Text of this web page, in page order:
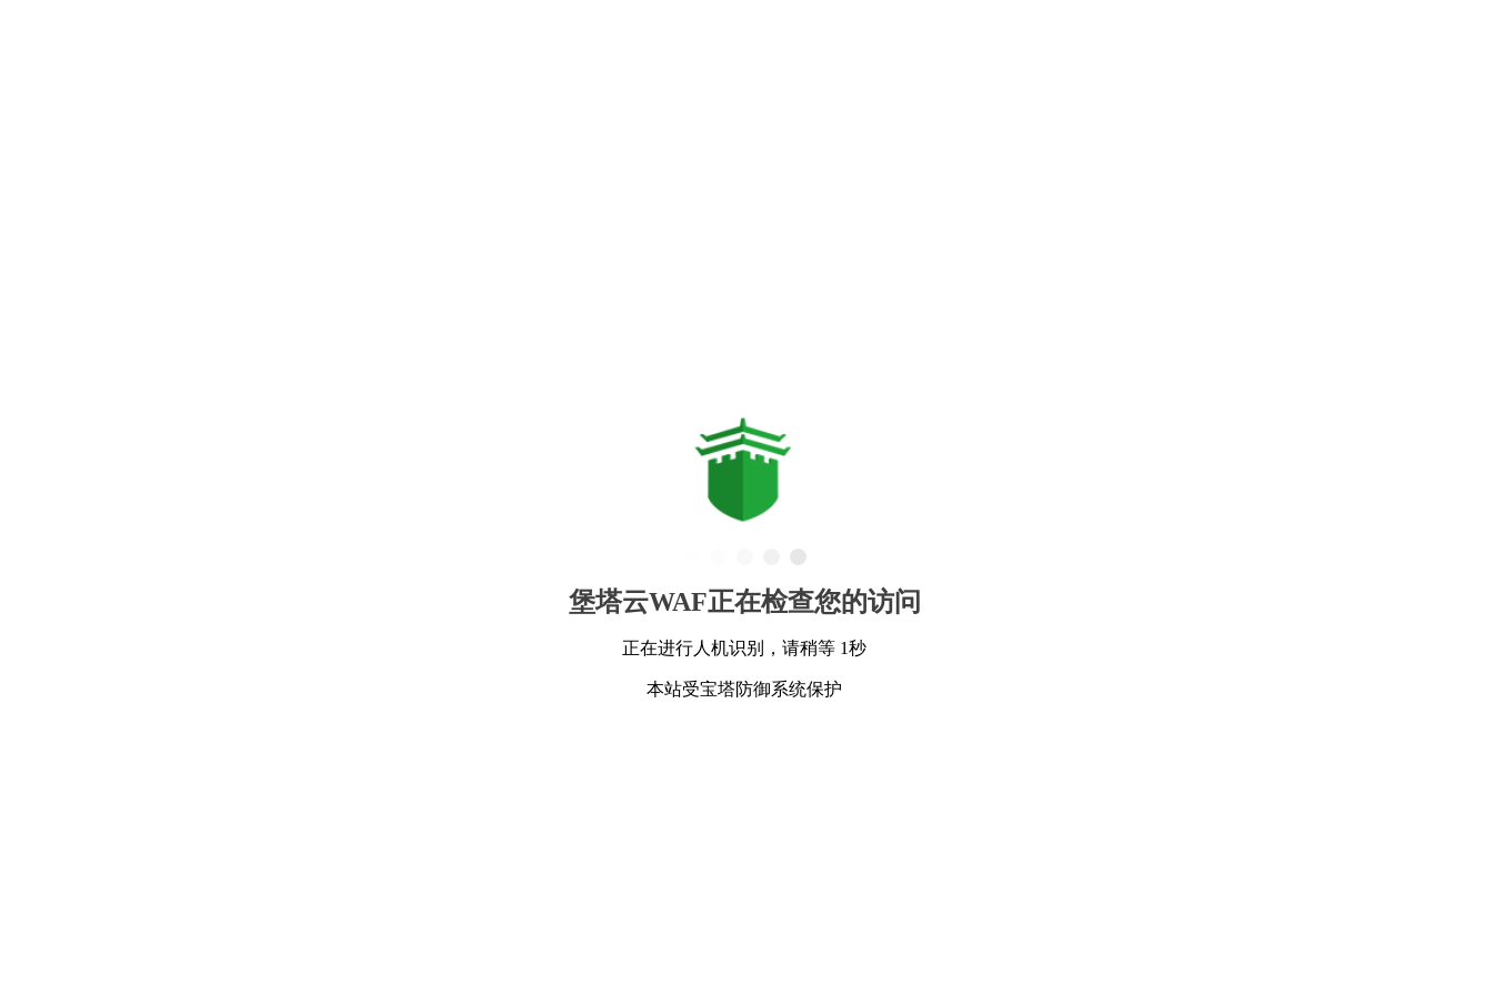
堡塔云WAF正在检查您的访问
正在进行人机识别，请稍等 1秒
本站受宝塔防御系统保护